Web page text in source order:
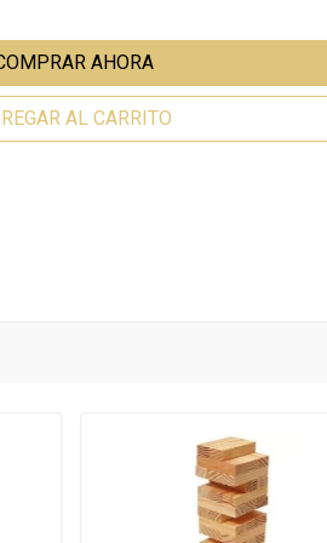
AHORA
AL CARRITO